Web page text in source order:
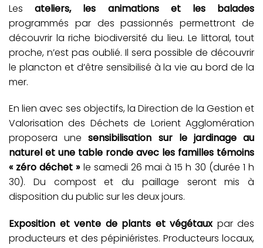
Lesateliers, les animations et les balades
programmés par des passionnés permettront de
découvrir la riche biodiversité du lieu. Le littoral, tout
proche, n’est pas oublié. Il sera possible de découvrir
le plancton et d’être sensibilisé à la vie au bord de la
mer.
En lien avec ses objectifs, la Direction de la Gestion et
Valorisation des Déchets de Lorient Agglomération
proposera unesensibilisation sur le jardinage au
naturel et une table ronde avec les familles témoins
« zéro déchet »le samedi 26 mai à 15 h 30 (durée 1 h
30). Du compost et du paillage seront mis à
disposition du public sur les deux jours.
Exposition et vente de plants et végétauxpar des
producteurs et des pépiniéristes. Producteurs locaux,